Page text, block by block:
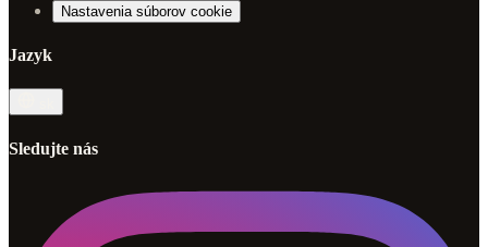
Nastavenia súborov cookie
Jazyk
Sledujte nás